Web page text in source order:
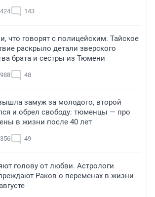
143
что говорят с полицейским. Тайское
раскрыло детали зверского
брата и сестры из Тюмени
48
замуж за молодого, второй
и обрел свободу: тюменцы — про
в жизни после 40 лет
49
голову от любви. Астрологи
Раков о переменах в жизни